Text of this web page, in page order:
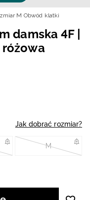
M Obwód klatki
damska 4F |
Jak dobrać rozmiar?
M